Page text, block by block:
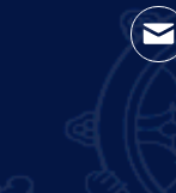
Skip to main content